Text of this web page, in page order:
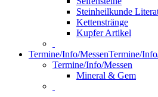
Steinheilkunde
Kettenstränge
Kupfer Artikel
Termine/Info/MessenTermine/
Termine/Info/Messen
Mineral & Gem